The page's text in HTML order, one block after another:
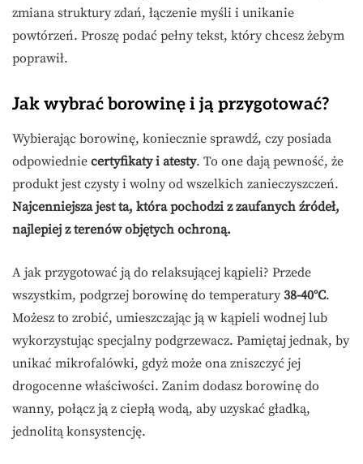
zmiana struktury zdań, łączenie myśli i unikanie
powtórzeń. Proszę podać pełny tekst, który chcesz żebym
poprawił.
Jak wybrać borowinę i ją przygotować?
Wybierając borowinę, koniecznie sprawdź, czy posiada
odpowiednie certyfikaty i atesty. To one dają pewność, że
produkt jest czysty i wolny od wszelkich zanieczyszczeń.
Najcenniejsza jest ta, która pochodzi z zaufanych źródeł,
najlepiej z terenów objętych ochroną.
A jak przygotować ją do relaksującej kąpieli? Przede
wszystkim, podgrzej borowinę do temperatury 38-40°C.
Możesz to zrobić, umieszczając ją w kąpieli wodnej lub
wykorzystując specjalny podgrzewacz. Pamiętaj jednak, by
unikać mikrofalówki, gdyż może ona zniszczyć jej
drogocenne właściwości. Zanim dodasz borowinę do
wanny, połącz ją z ciepłą wodą, aby uzyskać gładką,
jednolitą konsystencję.